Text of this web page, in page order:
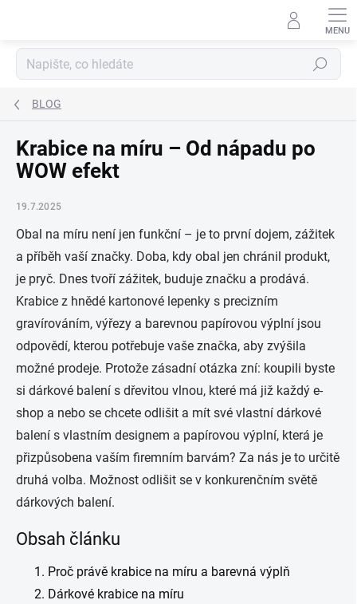
Hledat
BLOG
Krabice na míru – Od nápadu po
WOW efekt
19.7.2025
Obal na míru není jen funkční – je to první dojem, zážitek
a příběh vaší značky. Doba, kdy obal jen chránil produkt,
je pryč. Dnes tvoří zážitek, buduje značku a prodává.
Krabice z hnědé kartonové lepenky s precizním
gravírováním, výřezy a barevnou papírovou výplní jsou
odpovědí, kterou potřebuje vaše značka, aby zvýšila
možné prodeje. Protože zásadní otázka zní: koupili byste
si dárkové balení s dřevitou vlnou, které má již každý e-
shop a nebo se chcete odlišit a mít své vlastní dárkové
balení s vlastním designem a papírovou výplní, která je
přizpůsobena vaším firemním barvám? Za nás je to určitě
druhá volba. Možnost odlišit se v konkurenčním světě
dárkových balení.
Obsah článku
Proč právě krabice na míru a barevná výplň
Dárkové krabice na míru